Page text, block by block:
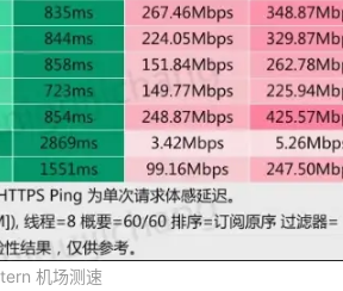
机场测速